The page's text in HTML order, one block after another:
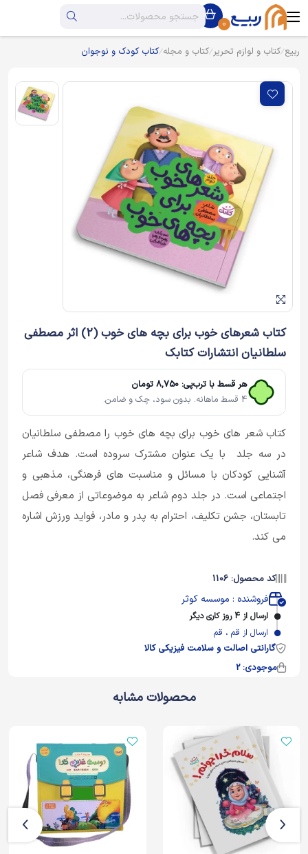
0
ربیع کتاب و لوازم تحریر کتاب و مجله کتاب کودک و نوجوان
کتاب شعرهای خوب برای بچه های خوب (2) اثر مصطفی
سلطانیان انتشارات کتابک
هر قسط با ترب‌پی: 8,750 تومان
4 قسط ماهانه. بدون سود، چک و ضامن.
کتاب شعر های خوب برای بچه های خوب را مصطفی سلطانیان
در سه جلد با یک عنوان مشترک سروده است. هدف شاعر
آشنایی کودکان با مسائل و مناسبت های فرهنگی، مذهبی و
اجتماعی است. در جلد دوم شاعر به موضوعاتی از معرفی فصل
تابستان، جشن تکلیف، احترام به پدر و مادر، فواید ورزش اشاره
می کند.
کد محصول: 1106
فروشنده : موسسه کوثر
ارسال از 4 روز کاری دیگر
ارسال از قم ، قم
گارانتی اصالت و سلامت فیزیکی کالا
موجودی: 2
محصولات مشابه